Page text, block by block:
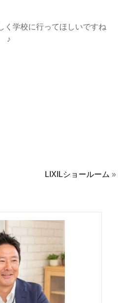
く学校に行ってほしいですね
♪
LIXILショールーム »